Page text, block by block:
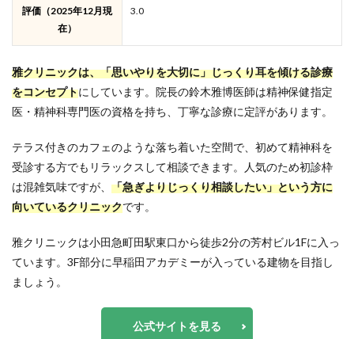
評価（2025年12月現
在）
3.0
雅クリニックは、「思いやりを大切に」じっくり耳を傾ける診療
をコンセプトにしています。院長の鈴木雅博医師は精神保健指定
医・精神科専門医の資格を持ち、丁寧な診療に定評があります。
テラス付きのカフェのような落ち着いた空間で、初めて精神科を
受診する方でもリラックスして相談できます。人気のため初診枠
は混雑気味ですが、 「急ぎよりじっくり相談したい」という方に
向いているクリニックです。
雅クリニックは小田急町田駅東口から徒歩2分の芳村ビル1Fに入っ
ています。3F部分に早稲田アカデミーが入っている建物を目指し
ましょう。
公式サイトを見る